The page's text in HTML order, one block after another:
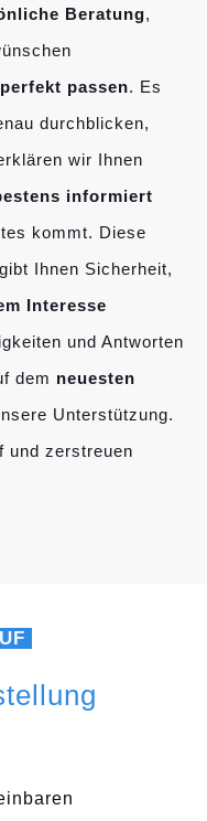
Beratung,
passen. Es
durchblicken,
wir Ihnen
informiert
kommt. Diese
Ihnen Sicherheit,
Interesse
und Antworten
dem neuesten
Unterstützung.
und zerstreuen